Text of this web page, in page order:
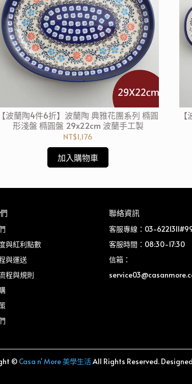
【波蘭陶4件6折】波蘭陶 典雅花團系列 橢圓
形淺盤 橢圓盤 29x22cm 波蘭手工製
NT$1,176
加入購物車
與紅利點數
與運送
程與規則
聯絡資訊
客服專線：03-
客服時間：08:30-17:30
信箱：
© Casa n' More 美學生活All Rights Reserved.